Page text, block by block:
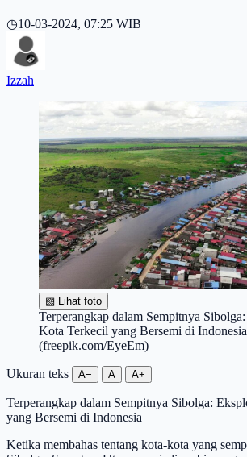
◷10-03-2024, 07:25 WIB
Izzah
▧ Lihat foto
Terperangkap dalam Sempitnya
Kota Terkecil yang Bersemi di Indonesia
(freepik.com/EyeEm)
Ukuran teks A− A A+
Terperangkap dalam Sempitnya Sibolga:
yang Bersemi di Indonesia
Ketika membahas tentang kota-kota yang